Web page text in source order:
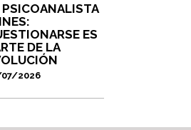
PSICOANALISTA
ES
DE LA
2026